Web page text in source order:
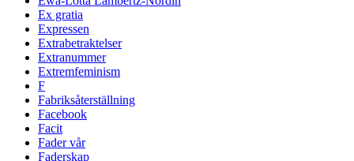
Ex gratia
Expressen
Extrabetraktelser
Extranummer
Extremfeminism
F
Fabriksåterställning
Facebook
Facit
Fader vår
Faderskap